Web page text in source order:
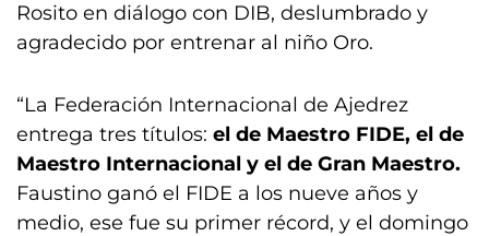
Rosito en diálogo con DIB, deslumbrado y
agradecido por entrenar al niño Oro.
“La Federación Internacional de Ajedrez
entrega tres títulos: el de Maestro FIDE, el de
Maestro Internacional y el de Gran Maestro.
Faustino ganó el FIDE a los nueve años y
medio, ese fue su primer récord, y el domingo